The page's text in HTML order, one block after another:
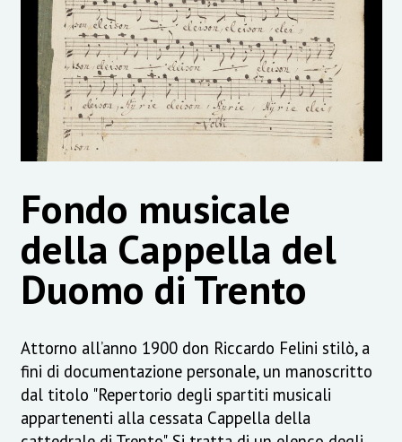
Fondo musicale
della Cappella del
Duomo di Trento
Attorno all’anno 1900 don Riccardo Felini stilò, a
fini di documentazione personale, un manoscritto
dal titolo "Repertorio degli spartiti musicali
appartenenti alla cessata Cappella della